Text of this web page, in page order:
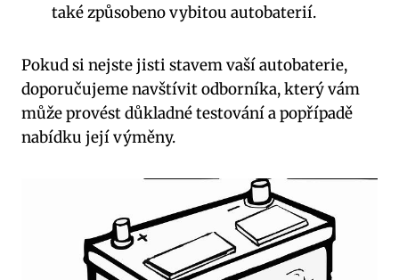
také způsobeno vybitou autobaterií.
Pokud si nejste jisti stavem vaší autobaterie,
doporučujeme navštívit odborníka, který vám
může provést důkladné testování a popřípadě
nabídku její výměny.